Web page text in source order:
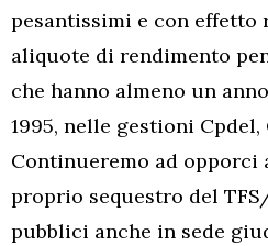
pesantissimi e con effetto
aliquote di rendimento
che hanno almeno un
1995, nelle gestioni Cpdel,
Continueremo ad opporci
proprio sequestro del
pubblici anche in sede